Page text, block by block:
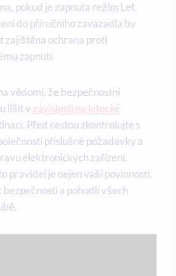
pokud je zapnuta režim Let.
do příručního zavazadla by
zajištěna ochrana proti
zapnutí.
vědomí, že bezpečnostní
lišit v závislosti na letecké
Před cestou zkontrolujte s
příslušné požadavky a
elektronických zařízení.
pravidel je nejen vaší povinností,
bezpečnosti a pohodlí všech